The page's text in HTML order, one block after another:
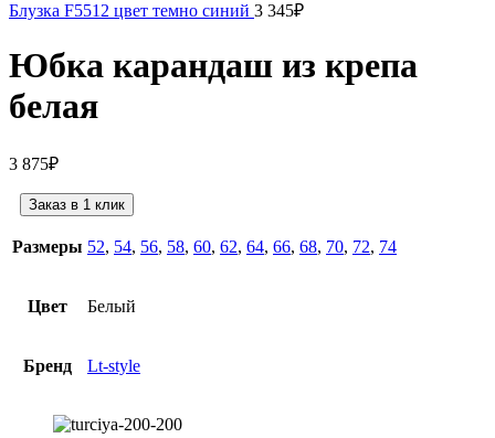
Блузка F5512 цвет темно синий 3 345₽
Юбка карандаш из крепа
белая
3 875₽
Заказ в 1 клик
Размеры 52, 54, 56, 58, 60, 62, 64, 66, 68, 70, 72, 74
Цвет Белый
Бренд Lt-style